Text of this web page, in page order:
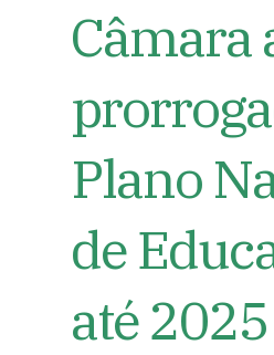
Câmara
Plano
de
até 2025